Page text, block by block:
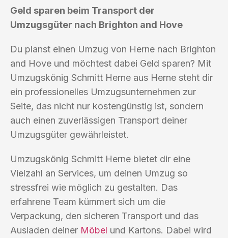
Geld sparen beim Transport der
Umzugsgüter nach Brighton and Hove
Du planst einen Umzug von Herne nach Brighton
and Hove und möchtest dabei Geld sparen? Mit
Umzugskönig Schmitt Herne aus Herne steht dir
ein professionelles Umzugsunternehmen zur
Seite, das nicht nur kostengünstig ist, sondern
auch einen zuverlässigen Transport deiner
Umzugsgüter gewährleistet.
Umzugskönig Schmitt Herne bietet dir eine
Vielzahl an Services, um deinen Umzug so
stressfrei wie möglich zu gestalten. Das
erfahrene Team kümmert sich um die
Verpackung, den sicheren Transport und das
Ausladen deiner Möbel und Kartons. Dabei wird